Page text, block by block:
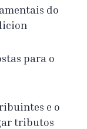
do
para o
e o
tributos